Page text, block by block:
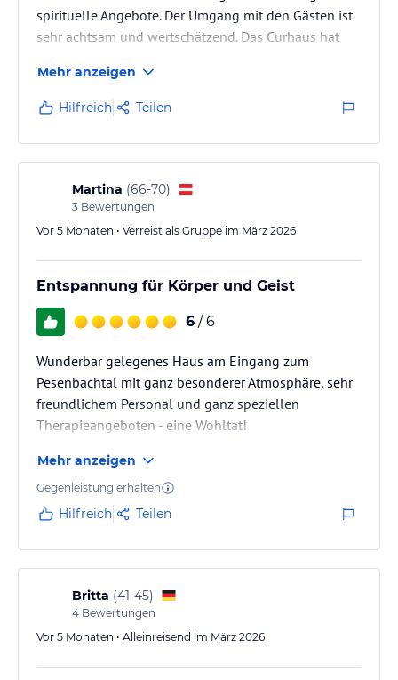
spirituelle Angebote. Der Umgang mit den Gästen ist
sehr achtsam und wertschätzend. Das Curhaus hat
Mehr anzeigen
Hilfreich Teilen
Martina (66-70)
3 Bewertungen
Vor 5 Monaten • Verreist als Gruppe im März 2026
Entspannung für Körper und Geist
6 / 6
Wunderbar gelegenes Haus am Eingang zum
Pesenbachtal mit ganz besonderer Atmosphäre, sehr
freundlichem Personal und ganz speziellen
Therapieangeboten - eine Wohltat!
Mehr anzeigen
Gegenleistung erhalten
Hilfreich Teilen
Britta (41-45)
4 Bewertungen
Vor 5 Monaten • Alleinreisend im März 2026